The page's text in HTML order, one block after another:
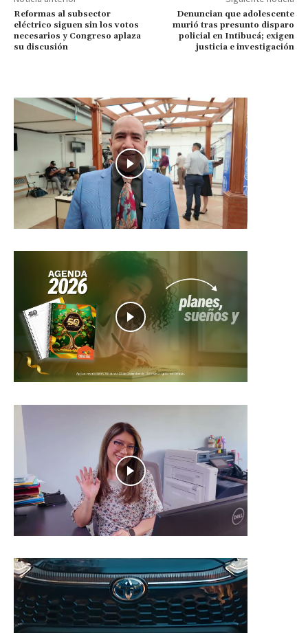
Reformas al subsector
eléctrico siguen sin los votos
necesarios y Congreso aplaza
su discusión
Denuncian que adolescente
murió tras presunto disparo
policial en Intibucá; exigen
justicia e investigación